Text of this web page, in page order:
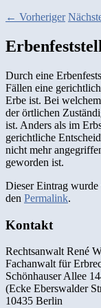
← Vorheriger
Durch eine
Fällen eine
Erbe ist. Bei
der örtlichen
ist. Anders als im
gerichtliche
nicht mehr
geworden ist.
Dieser Eintrag wurde
den Permalink.
Kontakt
Rechtsanwalt René
Fachanwalt für
Schönhauser Allee
(Ecke Eberswalder
10435 Berlin